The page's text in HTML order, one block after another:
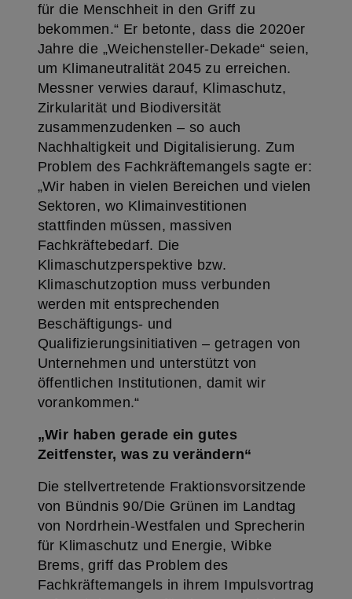
für die Menschheit in den Griff zu
bekommen.“ Er betonte, dass die 2020er
Jahre die „Weichensteller-Dekade“ seien,
um Klimaneutralität 2045 zu erreichen.
Messner verwies darauf, Klimaschutz,
Zirkularität und Biodiversität
zusammenzudenken – so auch
Nachhaltigkeit und Digitalisierung. Zum
Problem des Fachkräftemangels sagte er:
„Wir haben in vielen Bereichen und vielen
Sektoren, wo Klimainvestitionen
stattfinden müssen, massiven
Fachkräftebedarf. Die
Klimaschutzperspektive bzw.
Klimaschutzoption muss verbunden
werden mit entsprechenden
Beschäftigungs- und
Qualifizierungsinitiativen – getragen von
Unternehmen und unterstützt von
öffentlichen Institutionen, damit wir
vorankommen.“
„Wir haben gerade ein gutes
Zeitfenster, was zu verändern“
Die stellvertretende Fraktionsvorsitzende
von Bündnis 90/Die Grünen im Landtag
von Nordrhein-Westfalen und Sprecherin
für Klimaschutz und Energie, Wibke
Brems, griff das Problem des
Fachkräftemangels in ihrem Impulsvortrag